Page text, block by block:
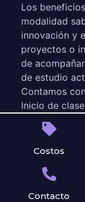
Los
modalidad
innovación y
proyectos o
de
de estudio
Contamos
Inicio de
Costos
Contacto